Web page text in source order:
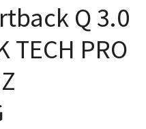
Q 3.0
TECH PRO